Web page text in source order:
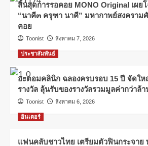
สิ้นสุดการรอคอย MONO Original เผย
“นาคี๓ ครุฑา นาคี” มหากาพย์สงครา
คอย
Toonist สิงหาคม 7, 2026
ประชาสัมพันธ์
อะตอมคลินิก ฉลองครบรอบ 15 ปี จัดใ
รางวัล ลุ้นรับของรางวัลรวมมูลค่ากว่าล้
Toonist สิงหาคม 6, 2026
อินเตอร์
แฟนคลับชาวไทย เตรียมตัวฟินกระจาย